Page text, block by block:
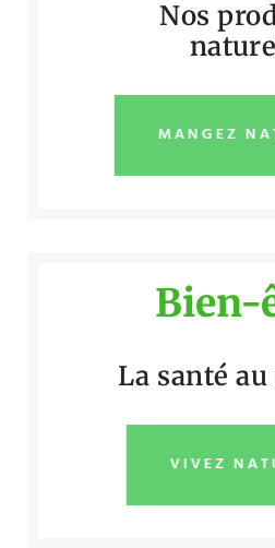
Nos
MANGEZ
Bien-
La santé
VIVEZ